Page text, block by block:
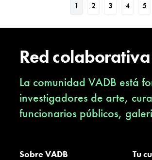
1 2 3 4 5
Red
La comunidad VADB está
investigadores de arte,
funcionarios públicos,
Sobre VADB Tu